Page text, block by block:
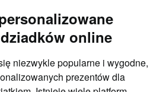
online
niezwykle popularne i wygodne,
prezentów dla